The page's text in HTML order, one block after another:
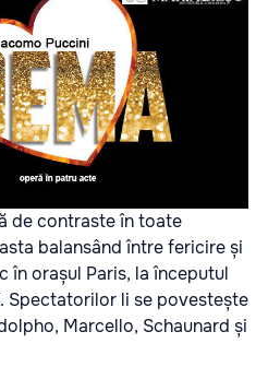
de contraste în toate
balansând între fericire și
în orașul Paris, la începutul
Spectatorilor li se povestește
Marcello, Schaunard și